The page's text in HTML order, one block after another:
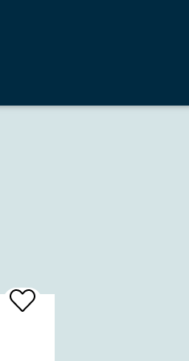
Add
To